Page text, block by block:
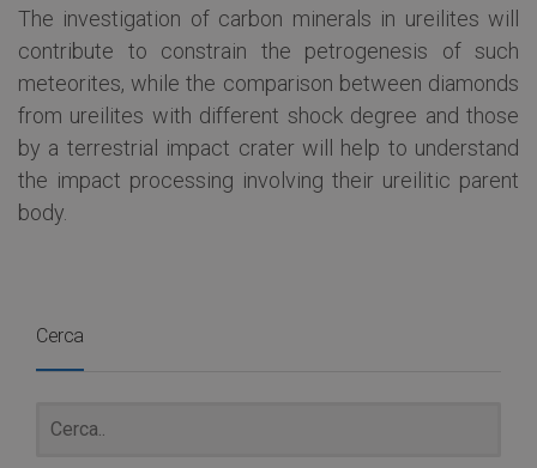
The investigation of carbon minerals in ureilites will
contribute to constrain the petrogenesis of such
meteorites, while the comparison between diamonds
from ureilites with different shock degree and those
by a terrestrial impact crater will help to understand
the impact processing involving their ureilitic parent
body.
Cerca